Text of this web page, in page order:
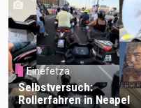
Einefetza
Selbstversuch:
Rollerfahren in Neapel